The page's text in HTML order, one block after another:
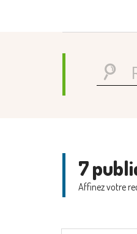
7
Affinez votre